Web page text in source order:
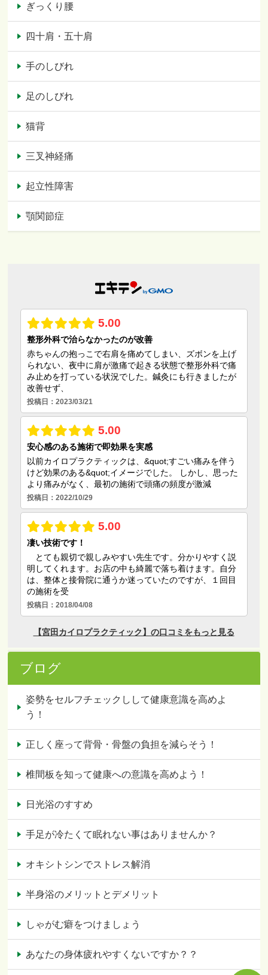
ぎっくり腰
四十肩・五十肩
手のしびれ
足のしびれ
猫背
三叉神経痛
起立性障害
顎関節症
ブログ
姿勢をセルフチェックしして健康意識を高めよ
う！
正しく座って背骨・骨盤の負担を減らそう！
椎間板を知って健康への意識を高めよう！
日光浴のすすめ
手足が冷たくて眠れない事はありませんか？
オキシトシンでストレス解消
半身浴のメリットとデメリット
しゃがむ癖をつけましょう
あなたの身体疲れやすくないですか？？